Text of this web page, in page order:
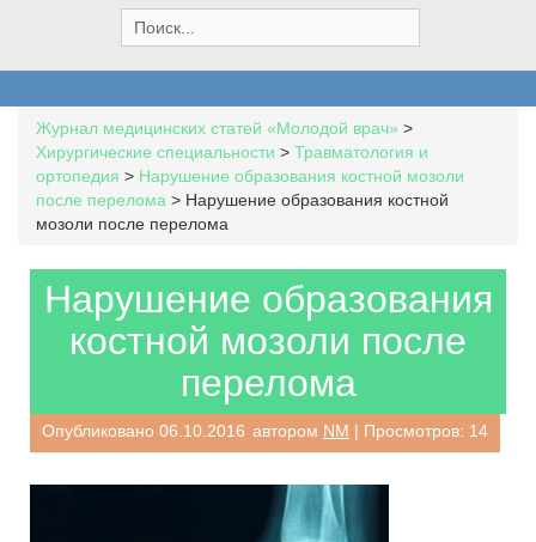
e
a
h
f
o
r
:
Журнал медицинских статей «Молодой врач» >
Хирургические специальности > Травматология и
ортопедия > Нарушение образования костной мозоли
после перелома > Нарушение образования костной
мозоли после перелома
Нарушение образования
костной мозоли после
перелома
Опубликовано 06.10.2016 автором NM | Просмотров: 14